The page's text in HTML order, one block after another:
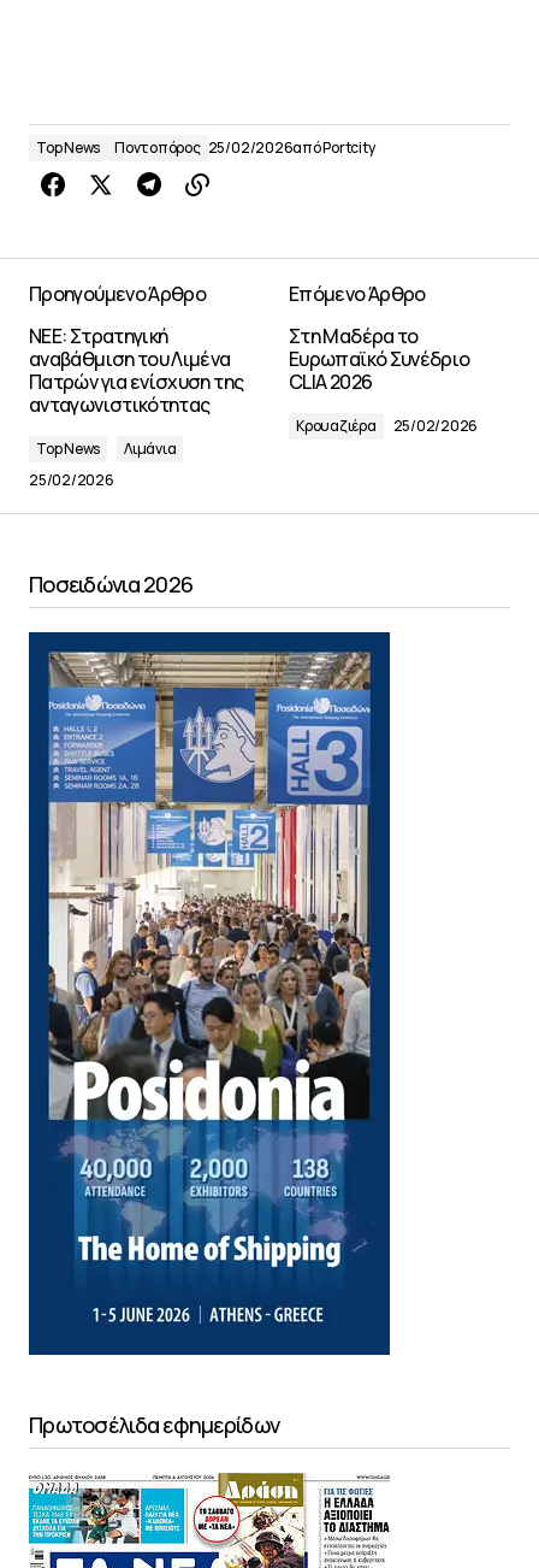
Top News Ποντοπόρος 25/02/2026απόPortcity
Προηγούμενο Άρθρο
ΝΕΕ: Στρατηγική
αναβάθμιση του Λιμένα
Πατρών για ενίσχυση της
ανταγωνιστικότητας
Top News
Λιμάνια
25/02/2026
Επόμενο Άρθρο
Στη Μαδέρα το
Ευρωπαϊκό Συνέδριο
CLIA 2026
Κρουαζιέρα 25/02/2026
Ποσειδώνια 2026
Πρωτοσέλιδα εφημερίδων